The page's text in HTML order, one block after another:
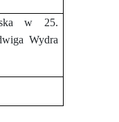
w 25.
Wydra